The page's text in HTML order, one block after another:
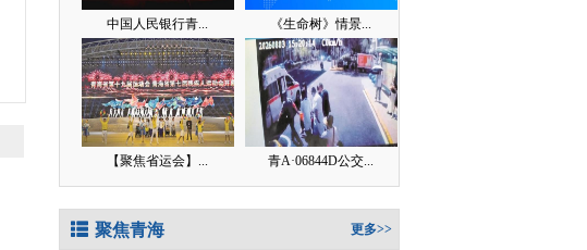
中国人民银行青... 《生命树》情景...
【聚焦省运会】... 青A·06844D公交...
聚焦青海 更多>>